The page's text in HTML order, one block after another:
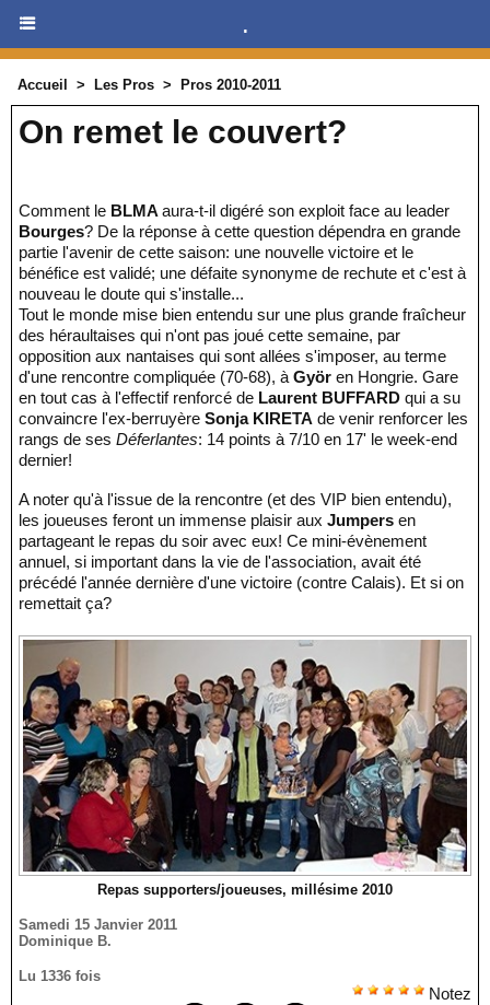
.
Accueil > Les Pros > Pros 2010-2011
On remet le couvert?
Comment le BLMA aura-t-il digéré son exploit face au leader
Bourges? De la réponse à cette question dépendra en grande
partie l'avenir de cette saison: une nouvelle victoire et le
bénéfice est validé; une défaite synonyme de rechute et c'est à
nouveau le doute qui s'installe...
Tout le monde mise bien entendu sur une plus grande fraîcheur
des héraultaises qui n'ont pas joué cette semaine, par
opposition aux nantaises qui sont allées s'imposer, au terme
d'une rencontre compliquée (70-68), à Györ en Hongrie. Gare
en tout cas à l'effectif renforcé de Laurent BUFFARD qui a su
convaincre l'ex-berruyère Sonja KIRETA de venir renforcer les
rangs de ses Déferlantes: 14 points à 7/10 en 17' le week-end
dernier!
A noter qu'à l'issue de la rencontre (et des VIP bien entendu),
les joueuses feront un immense plaisir aux Jumpers en
partageant le repas du soir avec eux! Ce mini-évènement
annuel, si important dans la vie de l'association, avait été
précédé l'année dernière d'une victoire (contre Calais). Et si on
remettait ça?
Repas supporters/joueuses, millésime 2010
Samedi 15 Janvier 2011
Dominique B.
Lu 1336 fois
Notez